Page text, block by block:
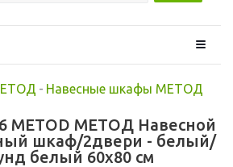
- Навесные шкафы МЕТОД
METOD МЕТОД Навесной
шкаф/2двери - белый/
белый 60x80 см